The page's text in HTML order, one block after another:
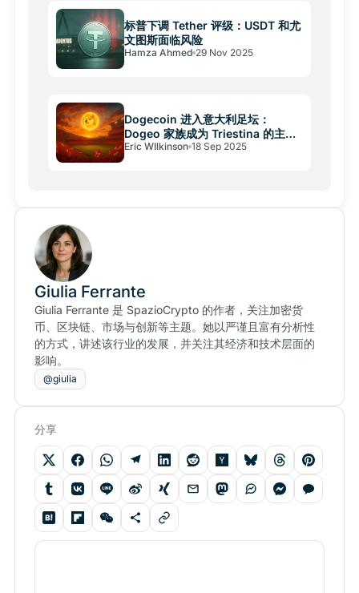
标普下调 Tether 评级：USDT 和尤
文图斯面临风险
Hamza Ahmed 29 Nov 2025
Dogecoin 进入意大利足坛：
Dogeo 家族成为 Triestina 的主要
股东
Eric WIlkinson 18 Sep 2025
Giulia Ferrante
Giulia Ferrante 是 SpazioCrypto 的作者，关注加密货
币、区块链、市场与创新等主题。她以严谨且富有分析性
的方式，讲述该行业的发展，并关注其经济和技术层面的
影响。
@giulia
分享